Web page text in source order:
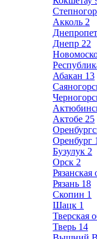
Акколь 2
Днепр 22
Абакан 13
Актобе 25
Оренбург
Бузулук 2
Орск 2
Рязанская
Рязань 18
Скопин 1
Шацк 1
Тверская
Тверь 14